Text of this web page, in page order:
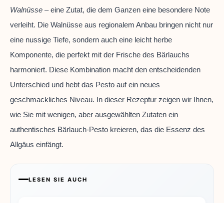
Walnüsse – eine Zutat, die dem Ganzen eine besondere Note
verleiht. Die Walnüsse aus regionalem Anbau bringen nicht nur
eine nussige Tiefe, sondern auch eine leicht herbe
Komponente, die perfekt mit der Frische des Bärlauchs
harmoniert. Diese Kombination macht den entscheidenden
Unterschied und hebt das Pesto auf ein neues
geschmackliches Niveau. In dieser Rezeptur zeigen wir Ihnen,
wie Sie mit wenigen, aber ausgewählten Zutaten ein
authentisches Bärlauch-Pesto kreieren, das die Essenz des
Allgäus einfängt.
LESEN SIE AUCH